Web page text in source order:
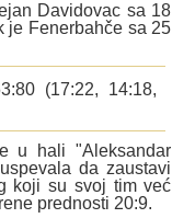
Davidovac sa 18
je Fenerbahče sa 25
(17:22, 14:18,
u hali "Aleksandar
da zaustavi
koji su svoj tim već
prednosti 20:9.